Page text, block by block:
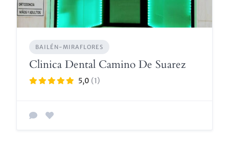
BAILÉN-MIRAFLORES
Clinica Dental Camino De Suarez
5,0 (1)